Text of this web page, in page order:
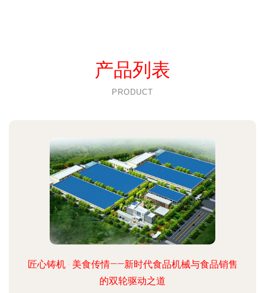
产品列表
PRODUCT
匠心铸机 · 美食传情——新时代食品机械与食品销售
的双轮驱动之道